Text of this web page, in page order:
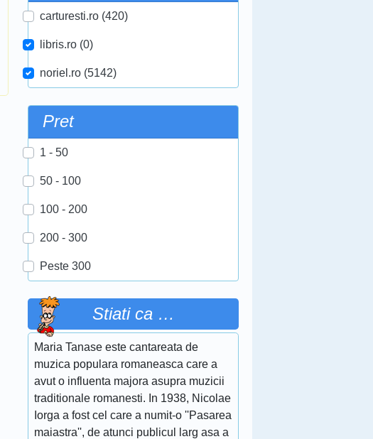
carturesti.ro (420)
libris.ro (0)
noriel.ro (5142)
Pret
1 - 50
50 - 100
100 - 200
200 - 300
Peste 300
Stiati ca …
Maria Tanase este cantareata de
muzica populara romaneasca care a
avut o influenta majora asupra muzicii
traditionale romanesti. In 1938, Nicolae
Iorga a fost cel care a numit-o ''Pasarea
maiastra'', de atunci publicul larg asa a